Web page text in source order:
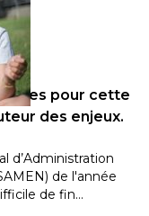
pour cette
des enjeux.
d’Administration
de l'année
de fin…